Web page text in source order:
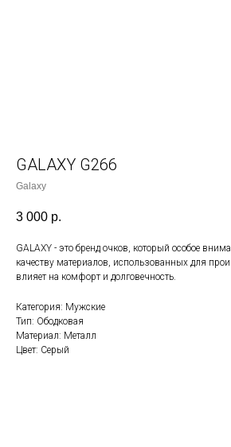
GALAXY G266
Galaxy
3 000 р.
GALAXY - это бренд очков, который особое
качеству материалов, использованных для
влияет на комфорт и долговечность.
Категория: Мужские
Тип: Ободковая
Материал: Металл
Цвет: Серый